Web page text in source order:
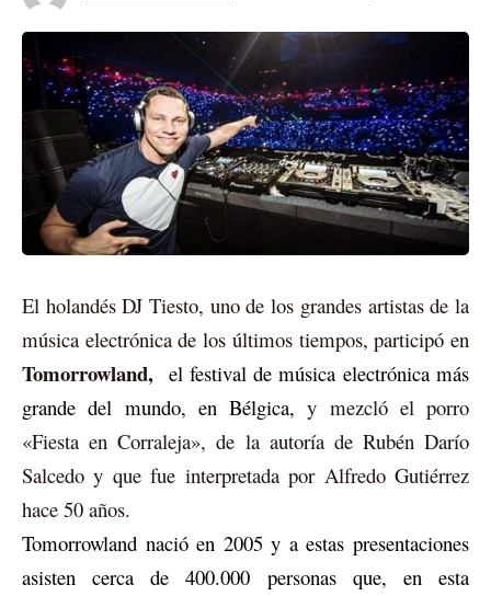
El holandés DJ Tiesto, uno de los grandes artistas de la
música electrónica de los últimos tiempos, participó en
Tomorrowland, el festival de música electrónica más
grande del mundo, en Bélgica,y mezcló el porro
«Fiesta en Corraleja», de la autoría de Rubén Darío
Salcedo y que fue interpretada por Alfredo Gutiérrez
hace 50 años.
Tomorrowland nació en 2005 y a estas presentaciones
asisten cerca de 400.000 personas que, en esta